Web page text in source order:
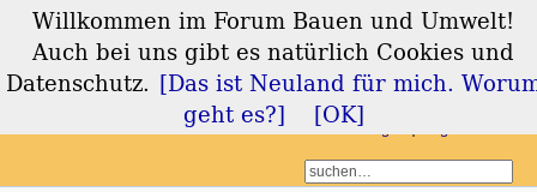
Forum Bauen und
Umwelt
Willkommen im Forum Bauen und Umwelt!
Auch bei uns gibt es natürlich Cookies und
Datenschutz. [Das ist Neuland für mich.
geht es?]
[OK]